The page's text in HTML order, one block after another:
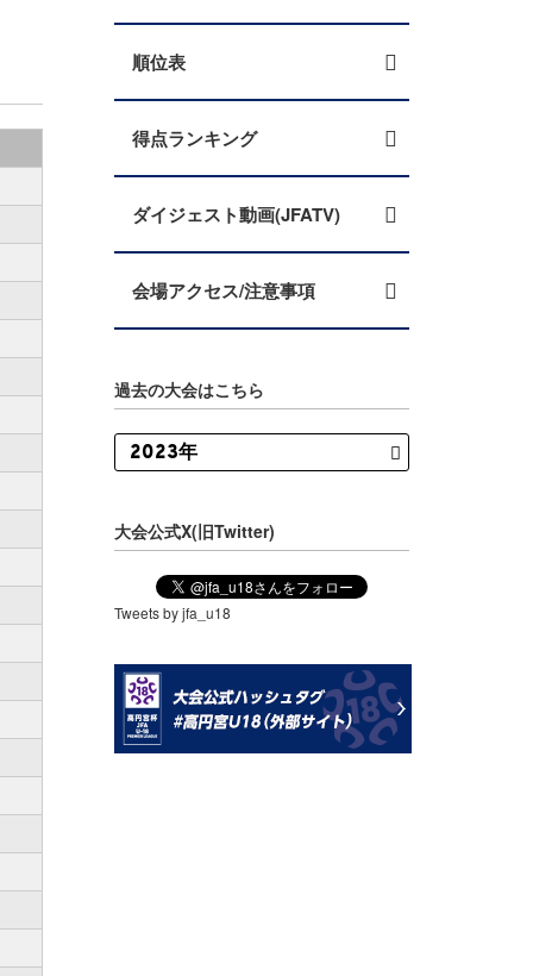
順位表
得点ランキング
ダイジェスト動画(JFATV)
会場アクセス/注意事項
過去の大会はこちら
大会公式X(旧Twitter)
Tweets by jfa_u18